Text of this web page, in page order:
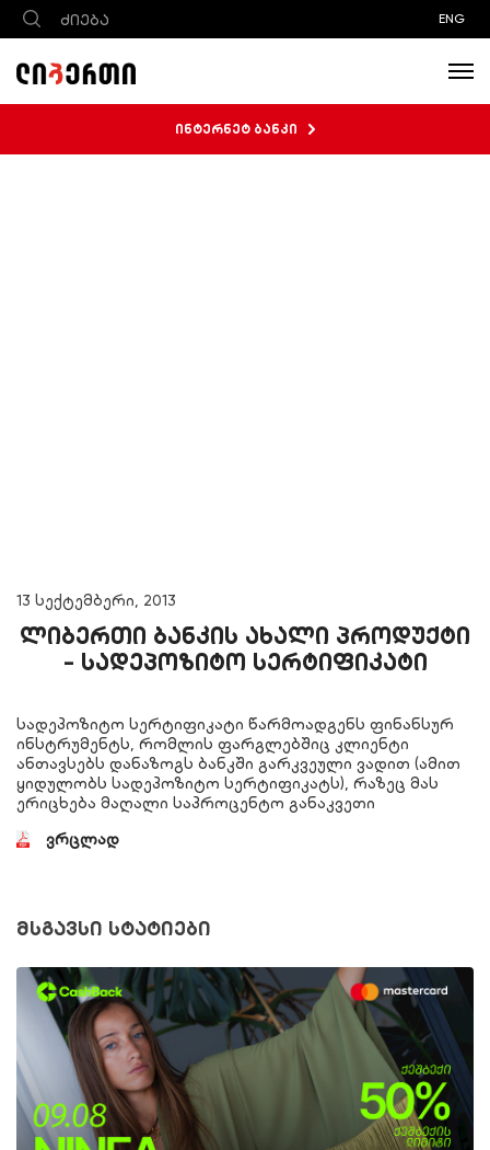
ENG
ინტერნეტ ბანკი
13 სექტემბერი, 2013
ლიბერთი ბანკის ახალი პროდუქტი
- სადეპოზიტო სერტიფიკატი
სადეპოზიტო სერტიფიკატი წარმოადგენს ფინანსურ
ინსტრუმენტს, რომლის ფარგლებშიც კლიენტი
ანთავსებს დანაზოგს ბანკში გარკვეული ვადით (ამით
ყიდულობს სადეპოზიტო სერტიფიკატს), რაზეც მას
ერიცხება მაღალი საპროცენტო განაკვეთი
ვრცლად
მსგავსი სტატიები